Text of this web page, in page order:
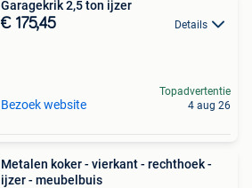
Garagekrik 2,5 ton ijzer
€ 175,45 Details
Bezoek website
Topadvertentie
4 aug 26
Metalen koker - vierkant - rechthoek -
ijzer - meubelbuis